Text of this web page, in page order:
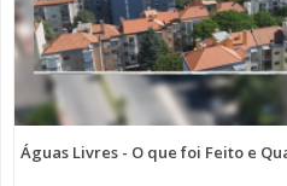
Águas Livres - O que foi Feito e